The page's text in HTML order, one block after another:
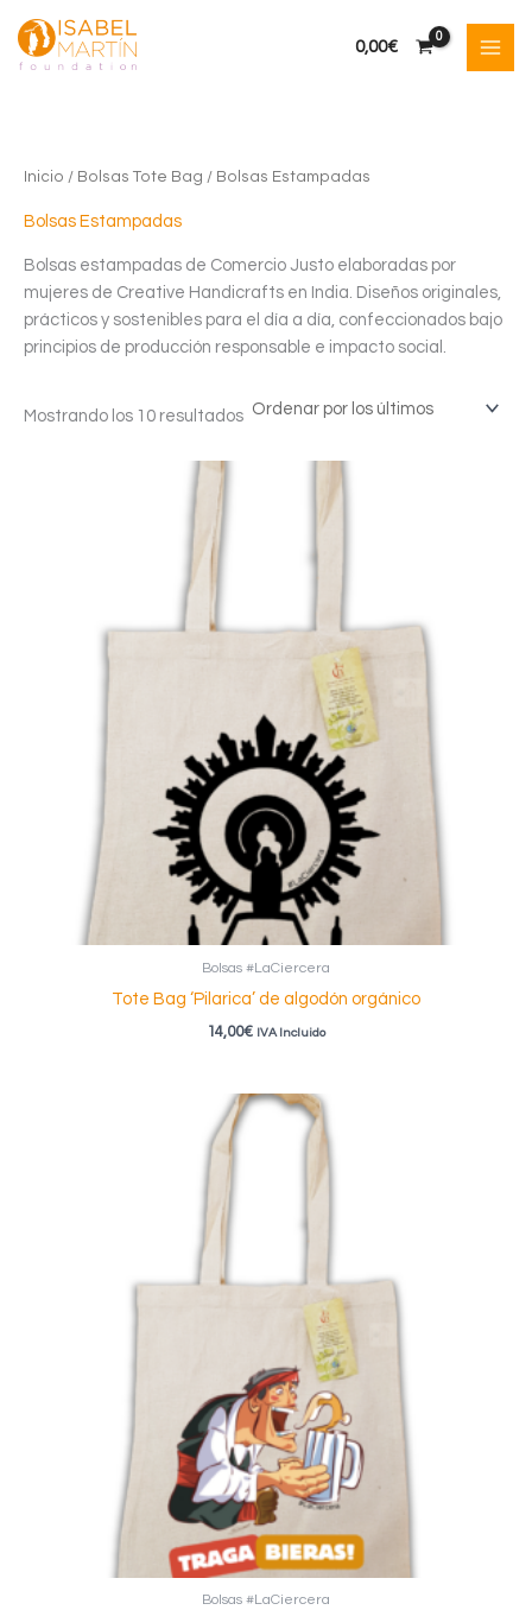
contenido
0,00€
Inicio / Bolsas Tote Bag / Bolsas Estampadas
Bolsas Estampadas
Bolsas estampadas de Comercio Justo elaboradas por
mujeres de Creative Handicrafts en India. Diseños originales,
prácticos y sostenibles para el día a día, confeccionados bajo
principios de producción responsable e impacto social.
Mostrando los 10 resultadosOrdenado
Bolsas #LaCiercera
Tote Bag ‘Pilarica’ de algodón orgánico
14,00€ IVA Incluido
Bolsas #LaCiercera